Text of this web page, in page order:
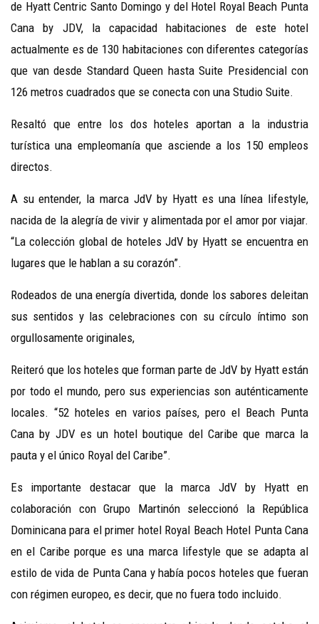
de Hyatt Centric Santo Domingo y del Hotel Royal Beach Punta
Cana by JDV, la capacidad habitaciones de este hotel
actualmente es de 130 habitaciones con diferentes categorías
que van desde Standard Queen hasta Suite Presidencial con
126 metros cuadrados que se conecta con una Studio Suite.
Resaltó que entre los dos hoteles aportan a la industria
turística una empleomanía que asciende a los 150 empleos
directos.
A su entender, la marca JdV by Hyatt es una línea lifestyle,
nacida de la alegría de vivir y alimentada por el amor por viajar.
“La colección global de hoteles JdV by Hyatt se encuentra en
lugares que le hablan a su corazón”.
Rodeados de una energía divertida, donde los sabores deleitan
sus sentidos y las celebraciones con su círculo íntimo son
orgullosamente originales,
Reiteró que los hoteles que forman parte de JdV by Hyatt están
por todo el mundo, pero sus experiencias son auténticamente
locales. “52 hoteles en varios países, pero el Beach Punta
Cana by JDV es un hotel boutique del Caribe que marca la
pauta y el único Royal del Caribe”.
Es importante destacar que la marca JdV by Hyatt en
colaboración con Grupo Martinón seleccionó la República
Dominicana para el primer hotel Royal Beach Hotel Punta Cana
en el Caribe porque es una marca lifestyle que se adapta al
estilo de vida de Punta Cana y había pocos hoteles que fueran
con régimen europeo, es decir, que no fuera todo incluido.